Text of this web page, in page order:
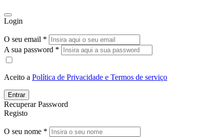
Login
O seu email *
A sua password *
Aceito a Política de Privacidade e Termos de serviço
Entrar
Recuperar Password
Registo
O seu nome *